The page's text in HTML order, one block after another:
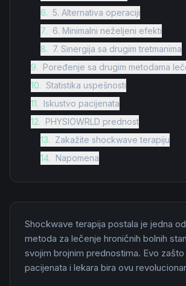
6. 5. Alternativa operaciji
7. 6. Minimalni neželjeni efekti
8. 7. Sinergija sa drugim tretmanima
9. Poređenje sa drugim metodama
10. Statistika uspešnosti
11. Iskustvo pacijenata
12. PHYSIOWRLD prednost
13. Zakažite shockwave terapiju
14. Napomena
Shockwave terapija postala je jedna
metoda za lečenje hroničnih bolnih
svojim brojnim prednostima. Evo
pacijenata i lekara bira ovu